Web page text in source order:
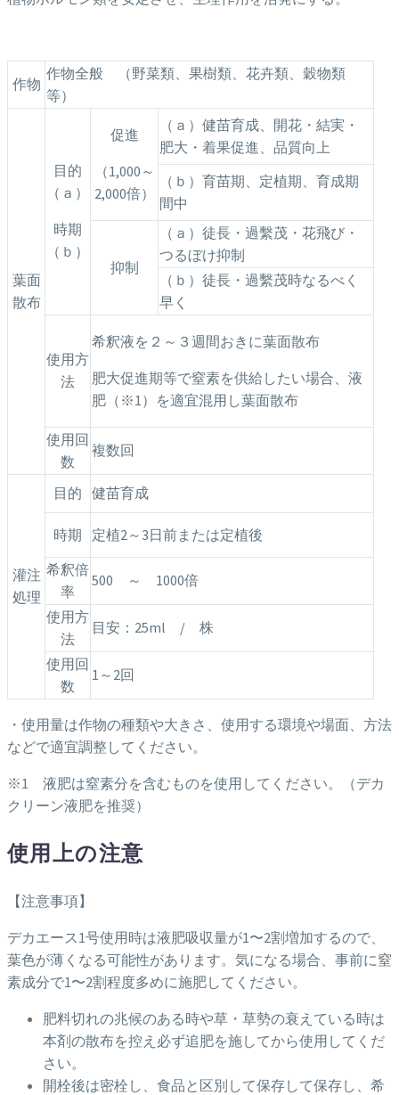
作物
作物全般 （野菜類、果樹類、花卉類、穀物類
等）
葉面
散布
目的
（ａ）
時期
（ｂ）
促進
（1,000～
2,000倍）
（ａ）健苗育成、開花・結実・
肥大・着果促進、品質向上
（ｂ）育苗期、定植期、育成期
間中
抑制
（ａ）徒長・過繫茂・花飛び・
つるぼけ抑制
（ｂ）徒長・過繫茂時なるべく
早く
使用方
法
希釈液を２～３週間おきに葉面散布
肥大促進期等で窒素を供給したい場合、液
肥（※1）を適宜混用し葉面散布
使用回
数
複数回
灌注
処理
目的 健苗育成
時期
定植2～3日前または定植後
希釈倍
率
500 ～ 1000倍
使用方
法
目安：25ml / 株
使用回
数
1～2回
・使用量は作物の種類や大きさ、使用する環境や場面、方法
などで適宜調整してください。
※1 液肥は窒素分を含むものを使用してください。（デカ
クリーン液肥を推奨）
使用上の注意
【注意事項】
デカエース1号使用時は液肥吸収量が1〜2割増加するので、
葉色が薄くなる可能性があります。気になる場合、事前に窒
素成分で1〜2割程度多めに施肥してください。
肥料切れの兆候のある時や草・草勢の衰えている時は
本剤の散布を控え必ず追肥を施してから使用してくだ
さい。
開栓後は密栓し、食品と区別して保存して保存し、希